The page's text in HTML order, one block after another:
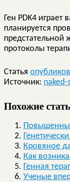
Ген PDK4
планируется
предстательной
протоколы
Статья
Источник:
Похожие
Кровяное
Как
Генная
Ученые